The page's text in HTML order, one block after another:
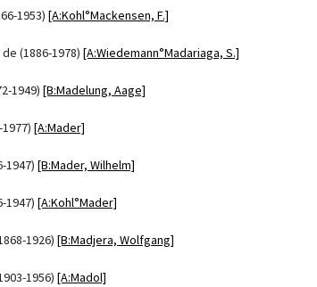
1953) [A:Kohl°Mackensen, F.]
(1886-1978) [A:Wiedemann°Madariaga, S.]
1949) [B:Madelung, Aage]
[A:Mader]
1947) [B:Mader, Wilhelm]
1947) [A:Kohl°Mader]
1926) [B:Madjera, Wolfgang]
1956) [A:Madol]